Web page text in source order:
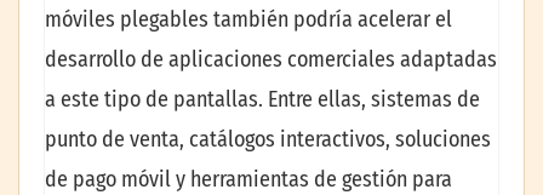
móviles plegables también podría acelerar el
desarrollo de aplicaciones comerciales adaptadas
a este tipo de pantallas. Entre ellas, sistemas de
punto de venta, catálogos interactivos, soluciones
de pago móvil y herramientas de gestión para